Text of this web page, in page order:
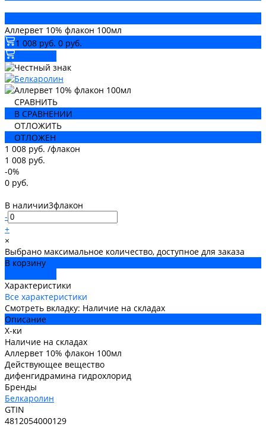
Аллервет 10% флакон 100мл
1 008 руб. 0 руб.
СРАВНИТЬ
В СРАВНЕНИИ
ОТЛОЖИТЬ
ОТЛОЖЕН
1 008 руб. /флакон
1 008 руб.
-0%
0 руб.
В наличии3флакон
-
+
×
Выбрано максимальное количество, доступное для заказа
В корзину
Характеристики
Все характеристики
Смотреть вкладку: Наличие на складах
Описание
Х-ки
Наличие на складах
Аллервет 10% флакон 100мл
Действующее вещество
дифенгидрамина гидрохлорид
Бренды
Белкаролин
GTIN
4812054000129